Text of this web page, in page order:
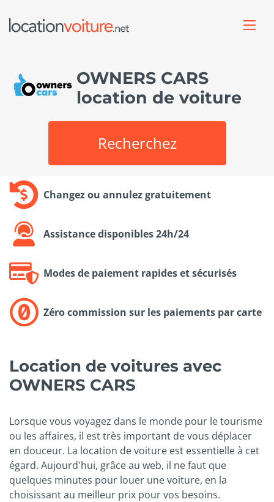
OWNERS CARS
location de voiture
Recherchez
Changez ou annulez gratuitement
Assistance disponibles 24h/24
Modes de paiement rapides et sécurisés
Zéro commission sur les paiements par carte
Location de voitures avec
OWNERS CARS
Lorsque vous voyagez dans le monde pour le tourisme
ou les affaires, il est très important de vous déplacer
en douceur. La location de voiture est essentielle à cet
égard. Aujourd'hui, grâce au web, il ne faut que
quelques minutes pour louer une voiture, en la
choisissant au meilleur prix pour vos besoins.